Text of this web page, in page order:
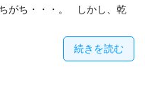
がち・・・。 しかし、乾
続きを読む